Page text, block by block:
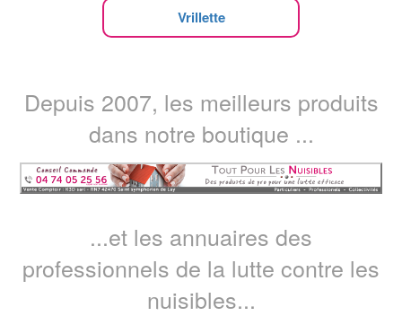
Vrillette
Depuis 2007, les meilleurs produits
dans notre boutique ...
...et les annuaires des
professionnels de la lutte contre les
nuisibles...